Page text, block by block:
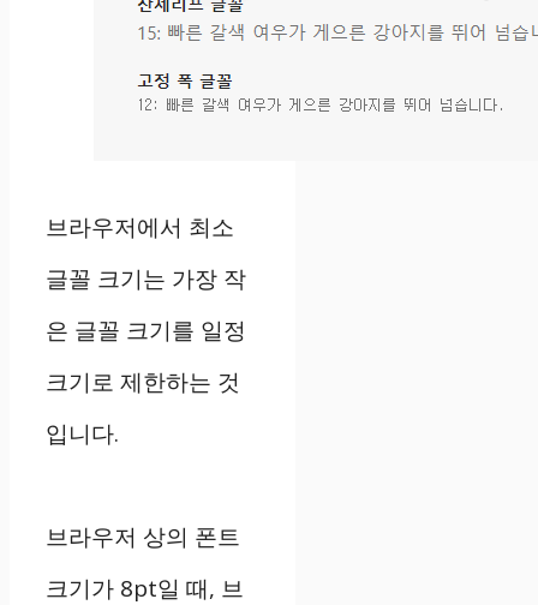
브라우저에서 최소
글꼴 크기는 가장 작
은 글꼴 크기를 일정
크기로 제한하는 것
입니다.
브라우저 상의 폰트
크기가 8pt일 때, 브